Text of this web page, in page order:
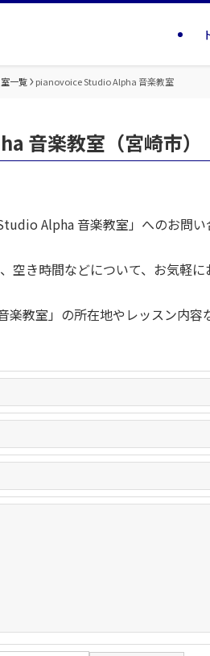
一覧 pianovoice Studio Alpha 音楽教室
音楽教室（宮崎市）
Alpha 音楽教室」へのお問い
空き時間などについて、お気軽に
教室」の所在地やレッスン内容